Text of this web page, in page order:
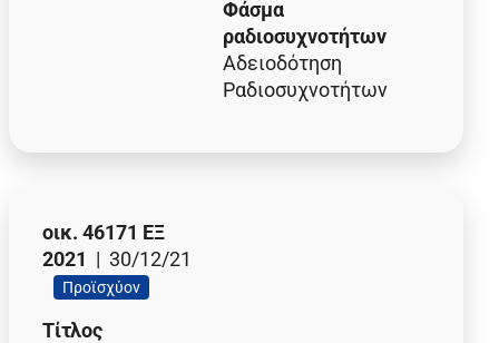
Φάσμα
ραδιοσυχνοτήτων
Αδειοδότηση
Ραδιοσυχνοτήτων
οικ. 46171 ΕΞ
2021 | 30/12/21
Προϊσχύον
Τίτλος